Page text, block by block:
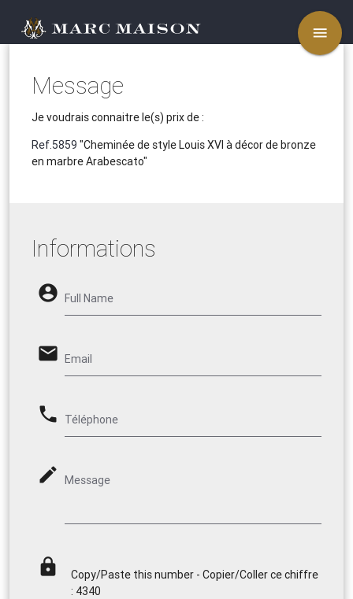
menu
Message
Je voudrais connaitre le(s) prix de :
Ref.5859 "Cheminée de style Louis XVI à décor de bronze
en marbre Arabescato"
Informations
account_circle Full Name
email Email
phone Téléphone
mode_edit Message
lock
Copy/Paste this number - Copier/Coller ce chiffre
: 4340